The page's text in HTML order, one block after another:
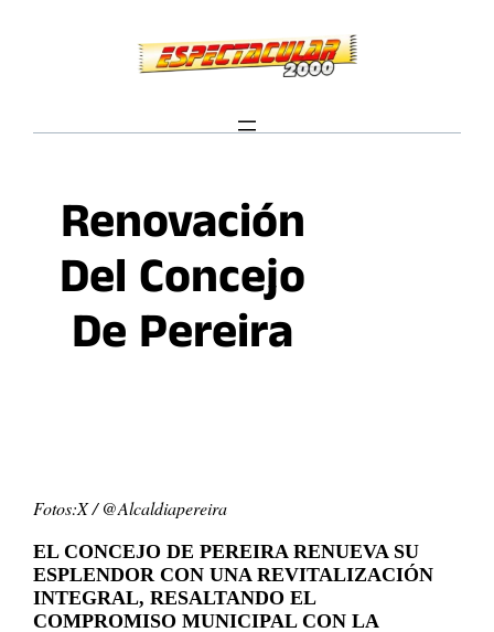
Renovación
Del Concejo
De Pereira
Fotos:X / @Alcaldiapereira
EL CONCEJO DE PEREIRA RENUEVA SU
ESPLENDOR CON UNA REVITALIZACIÓN
INTEGRAL, RESALTANDO EL
COMPROMISO MUNICIPAL CON LA